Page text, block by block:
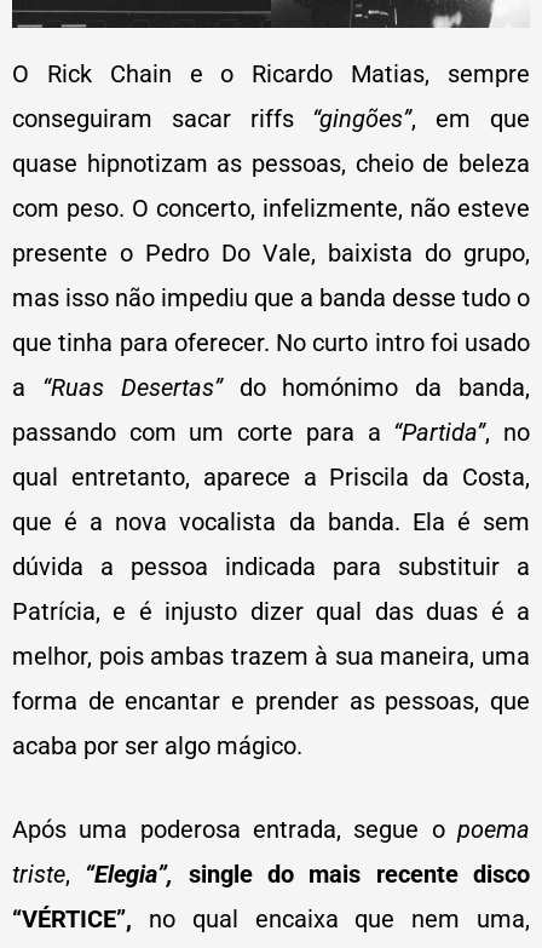
O Rick Chain e o Ricardo Matias, sempre
conseguiram sacar riffs “gingões”, em que
quase hipnotizam as pessoas, cheio de beleza
com peso. O concerto, infelizmente, não esteve
presente o Pedro Do Vale, baixista do grupo,
mas isso não impediu que a banda desse tudo o
que tinha para oferecer. No curto intro foi usado
a “Ruas Desertas”do homónimo da banda,
passando com um corte para a “Partida”, no
qual entretanto, aparece a Priscila da Costa,
que é a nova vocalista da banda. Ela é sem
dúvida a pessoa indicada para substituir a
Patrícia, e é injusto dizer qual das duas é a
melhor, pois ambas trazem à sua maneira, uma
forma de encantar e prender as pessoas, que
acaba por ser algo mágico.
Após uma poderosa entrada, segue o poema
triste, “Elegia”, single do mais recente disco
“VÉRTICE”, no qual encaixa que nem uma,